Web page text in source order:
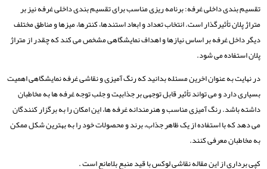
تقسیم‌ بندی داخلی غرفه: برنامه‌ ریزی مناسب برای تقسیم ‌بندی داخلی غرفه نیز بر
متراژ پلان تأثیرگذار است. انتخاب تعداد و ابعاد استندها، کنترها، میزها و مناطق مختلف
دیگر داخل غرفه بر اساس نیازها و اهداف نمایشگاهی مشخص می ‌کند که چقدر از متراژ
پلان استفاده می‌ شود.
در نهایت به عنوان اخرین مسئله بدانید که رنگ آمیزی و نقاشی غرفه نمایشگاهی اهمیت
بسیاری دارد و می ‌تواند تأثیر قابل توجهی بر جذابیت و جلب توجه غرفه‌ ها به مخاطبان
داشته باشد. رنگ‌ آمیزی مناسب و هنرمندانه غرفه ‌ها، این امکان را به برگزار کنندگان
می ‌دهد که با استفاده از یک ظاهر جذاب، برند و محصولات خود را به بهترین شکل ممکن
به مخاطبان معرفی کنند.
کپی برداری از این مقاله نقاشی لوکس با قید منبع بلامانع است .